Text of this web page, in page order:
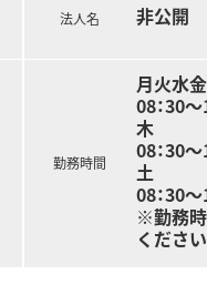
法人名 非公開
勤務時間
月火水金
08：30～
木
08：30～
土
08：30～
※勤務時
ください